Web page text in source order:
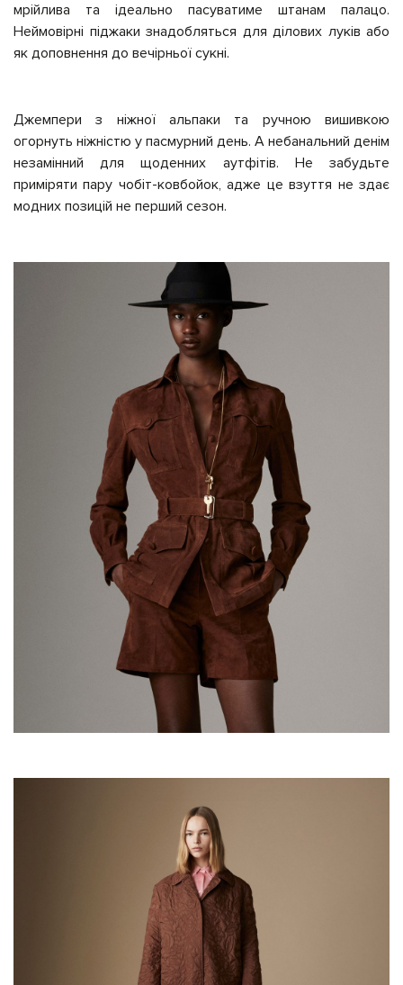
мрійлива та ідеально пасуватиме штанам палацо.
Неймовірні піджаки знадобляться для ділових луків або
як доповнення до вечірньої сукні.
Джемпери з ніжної альпаки та ручною вишивкою
огорнуть ніжністю у пасмурний день. А небанальний денім
незамінний для щоденних аутфітів. Не забудьте
приміряти пару чобіт-ковбойок, адже це взуття не здає
модних позицій не перший сезон.